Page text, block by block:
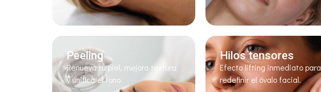
Peeling
Renueva tu piel, mejora textura
y unifica el tono.
Hilos tensores
Efecto lifting inmediato para
redefinir el óvalo facial.